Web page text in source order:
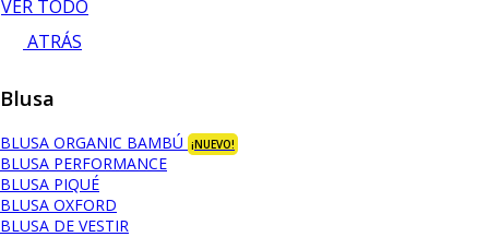
VER TODO
ATRÁS
Blusa
BLUSA ORGANIC BAMBÚ ¡NUEVO!
BLUSA PERFORMANCE
BLUSA PIQUÉ
BLUSA OXFORD
BLUSA DE VESTIR